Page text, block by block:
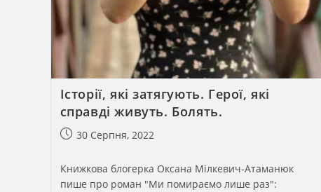
Історії, які затягують. Герої, які
справді живуть. Болять.
Запис30 Серпня, 2022
Книжкова блогерка Оксана Мілкевич-Атаманюк
пише про роман "Ми помираємо лише раз":